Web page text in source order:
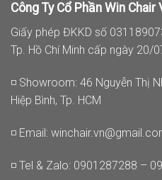
Công Ty Cổ Phần Win Chair
Giấy phép ĐKKD số
Tp. Hồ Chí Minh cấp ngày 20/
◽ Showroom: 46 Nguyễn Thị
Hiệp Bình, Tp. HCM
◽ Email:
◽ Tel & Zalo: 0901287288 –